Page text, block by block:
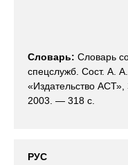
Словарь: Словарь
спецслужб. Сост.
«Издательство
2003. — 318 с.
РУС